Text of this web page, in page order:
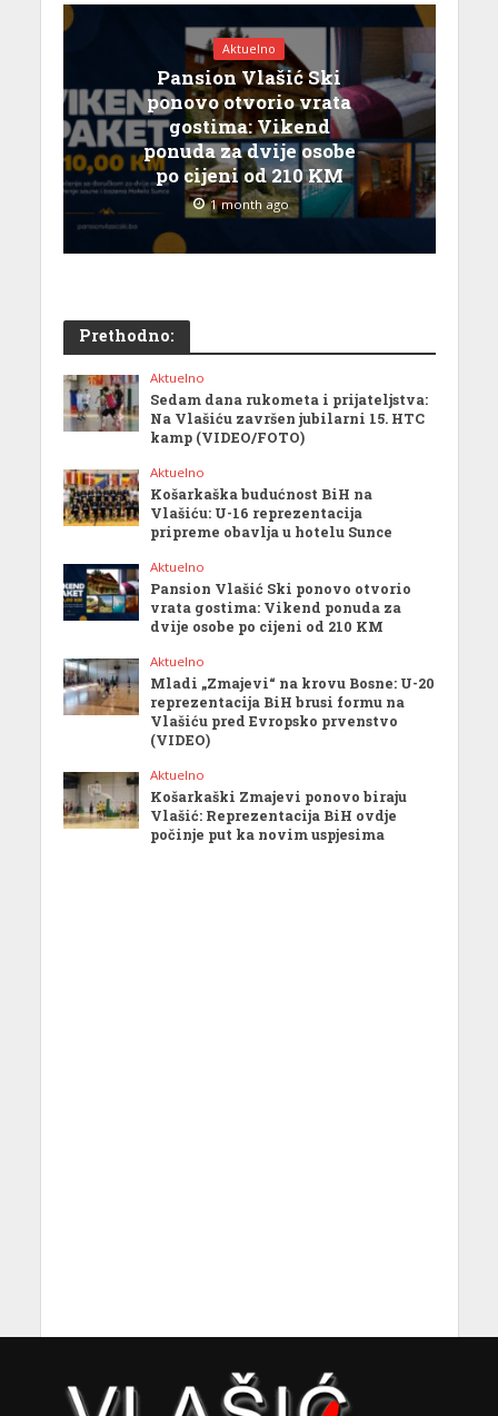
Aktuelno
Pansion Vlašić Ski
ponovo otvorio vrata
gostima: Vikend
ponuda za dvije osobe
po cijeni od 210 KM
1 month ago
Prethodno:
Aktuelno
Sedam dana rukometa i prijateljstva:
Na Vlašiću završen jubilarni 15. HTC
kamp (VIDEO/FOTO)
Aktuelno
Košarkaška budućnost BiH na
Vlašiću: U-16 reprezentacija
pripreme obavlja u hotelu Sunce
Aktuelno
Pansion Vlašić Ski ponovo otvorio
vrata gostima: Vikend ponuda za
dvije osobe po cijeni od 210 KM
Aktuelno
Mladi „Zmajevi“ na krovu Bosne: U-20
reprezentacija BiH brusi formu na
Vlašiću pred Evropsko prvenstvo
(VIDEO)
Aktuelno
Košarkaški Zmajevi ponovo biraju
Vlašić: Reprezentacija BiH ovdje
počinje put ka novim uspjesima